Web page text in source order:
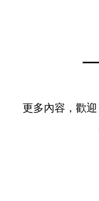
更多內容，歡迎